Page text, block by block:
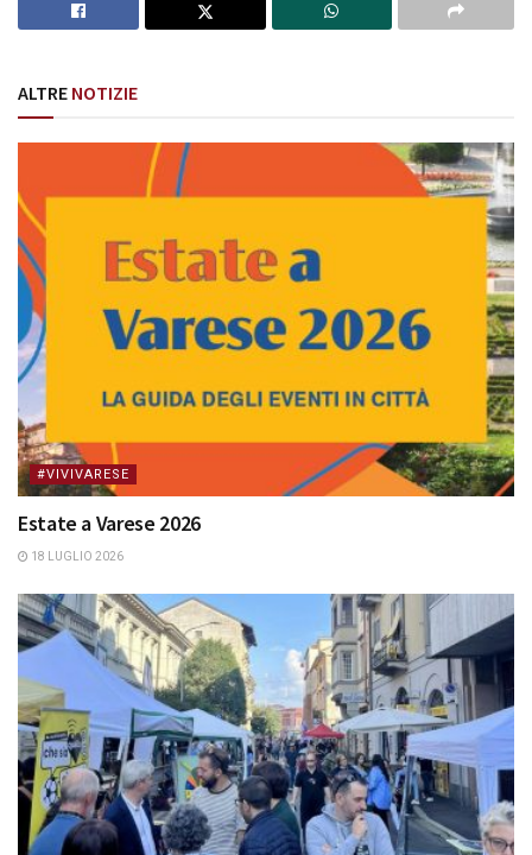
ALTRE NOTIZIE
#VIVIVARESE
Estate a Varese 2026
18 LUGLIO 2026